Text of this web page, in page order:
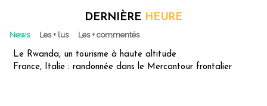
DERNIÈRE HEURE
News Les + lus Les + commentés
Le Rwanda, un tourisme à haute altitude
France, Italie : randonnée dans le Mercantour frontalier